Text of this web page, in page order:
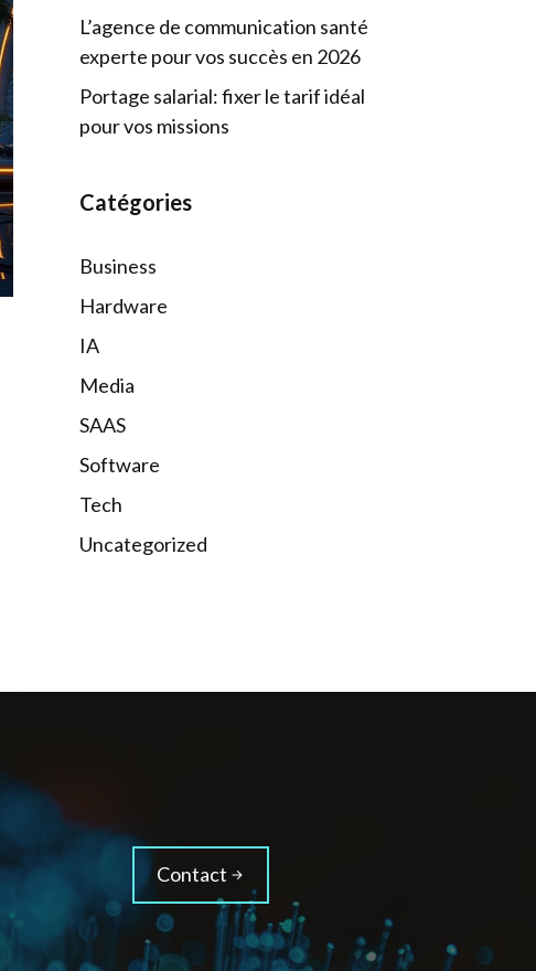
L’agence de communication santé
experte pour vos succès en 2026
Portage salarial: fixer le tarif idéal
pour vos missions
Catégories
Business
Hardware
IA
Media
SAAS
Software
Tech
Uncategorized
Contact